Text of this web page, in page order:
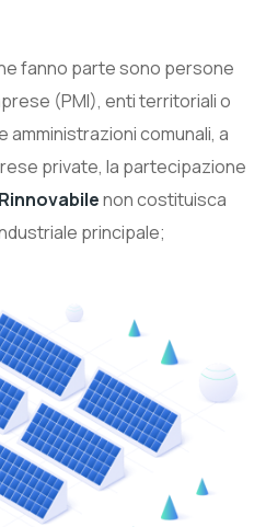
fanno parte sono persone
(PMI), enti territoriali o
comunali, a
private, la partecipazione
non costituisca
principale;